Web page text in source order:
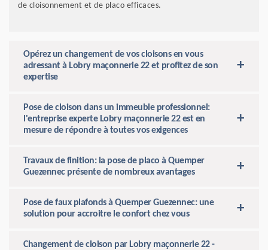
de cloisonnement et de placo efficaces.
Opérez un changement de vos cloisons en vous
adressant à Lobry maçonnerie 22 et profitez de son
expertise
Pose de cloison dans un immeuble professionnel:
l'entreprise experte Lobry maçonnerie 22 est en
mesure de répondre à toutes vos exigences
Travaux de finition: la pose de placo à Quemper
Guezennec présente de nombreux avantages
Pose de faux plafonds à Quemper Guezennec: une
solution pour accroitre le confort chez vous
Changement de cloison par Lobry maçonnerie 22 -